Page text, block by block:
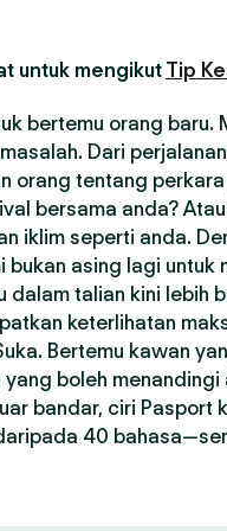
untuk mengikut Tip
bertemu orang baru.
Dari
orang tentang
bersama anda?
iklim seperti anda.
asing lagi untuk
dalam talian kini lebih
keterlihatan
Bertemu kawan
boleh menandingi
bandar, ciri Pasport
40